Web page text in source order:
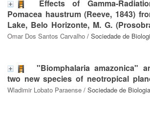
Effects of Gamma-
Pomacea haustrum (Reeve, 1843)
Lake, Belo Horizonte, M. G.
Omar Dos Santos Carvalho / Sociedade de
"Biomphalaria amazonica"
two new species of neotropical
Wladimir Lobato Paraense / Sociedade de